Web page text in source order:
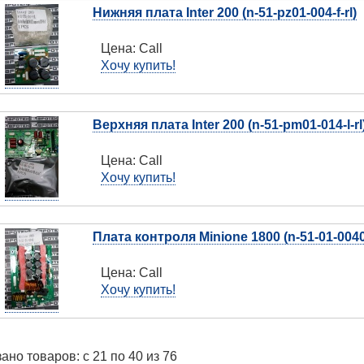
Нижняя плата Inter 200 (n-51-pz01-004-f-rl)
Цена: Call
Хочу купить!
Верхняя плата Inter 200 (n-51-pm01-014-l-
Цена: Call
Хочу купить!
Плата контроля Minione 1800 (n-51-01-
Цена: Call
Хочу купить!
товаров: с 21 по 40 из 76